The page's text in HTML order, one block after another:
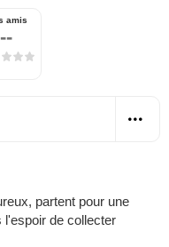
amis
--
partent pour une
l'espoir de collecter